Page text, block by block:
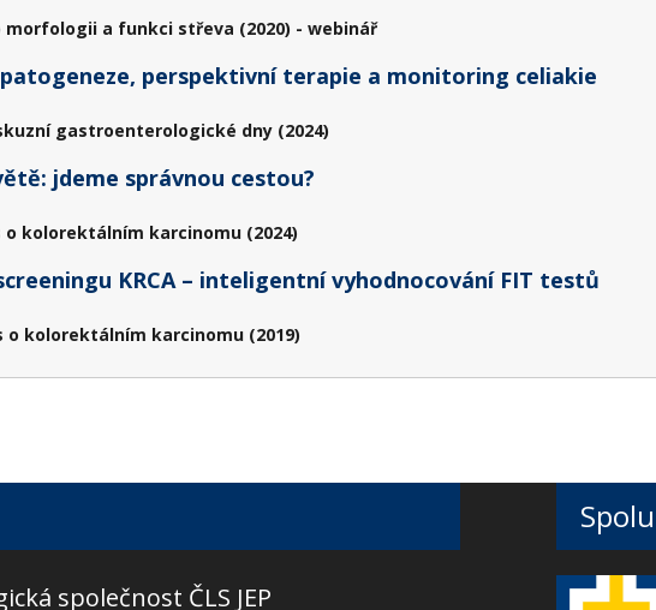
morfologii a funkci střeva (2020) - webinář
perspektivní terapie a monitoring celiakie
gastroenterologické dny (2024)
jdeme správnou cestou?
o kolorektálním karcinomu (2024)
KRCA – inteligentní vyhodnocování FIT testů
o kolorektálním karcinomu (2019)
společnost ČLS JEP